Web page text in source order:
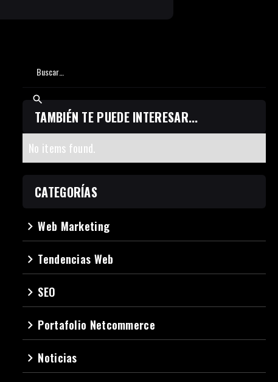
TAMBIÉN TE PUEDE INTERESAR...
No items found.
CATEGORÍAS
navigate_nextWeb Marketing
navigate_next Tendencias Web
navigate_next SEO
navigate_next Portafolio Netcommerce
navigate_next Noticias